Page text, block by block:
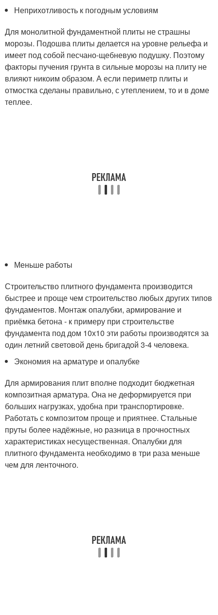
Неприхотливость к погодным условиям
Для монолитной фундаментной плиты не страшны
морозы. Подошва плиты делается на уровне рельефа и
имеет под собой песчано-щебневую подушку. Поэтому
факторы пучения грунта в сильные морозы на плиту не
влияют никоим образом. А если периметр плиты и
отмостка сделаны правильно, с утеплением, то и в доме
теплее.
Меньше работы
Строительство плитного фундамента производится
быстрее и проще чем строительство любых других типов
фундаментов. Монтаж опалубки, армирование и
приёмка бетона - к примеру при строительстве
фундамента под дом 10х10 эти работы производятся за
один летний световой день бригадой 3-4 человека.
Экономия на арматуре и опалубке
Для армирования плит вполне подходит бюджетная
композитная арматура. Она не деформируется при
больших нагрузках, удобна при транспортировке.
Работать с композитом проще и приятнее. Стальные
пруты более надёжные, но разница в прочностных
характеристиках несущественная. Опалубки для
плитного фундамента необходимо в три раза меньше
чем для ленточного.